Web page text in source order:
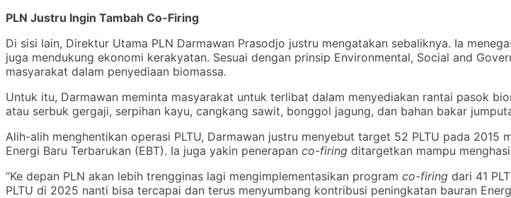
PLN Justru Ingin Tambah Co-Firing
Di sisi lain, Direktur Utama PLN Darmawan Prasodjo justru mengatakan sebaliknya. Ia
juga mendukung ekonomi kerakyatan. Sesuai dengan prinsip Environmental, Social and
masyarakat dalam penyediaan biomassa.
Untuk itu, Darmawan meminta masyarakat untuk terlibat dalam menyediakan rantai pasok
atau serbuk gergaji, serpihan kayu, cangkang sawit, bonggol jagung, dan bahan bakar
Alih-alih menghentikan operasi PLTU, Darmawan justru menyebut target 52 PLTU pada
Energi Baru Terbarukan (EBT). Ia juga yakin penerapan co-firing ditargetkan mampu
“Ke depan PLN akan lebih trengginas lagi mengimplementasikan program co-firing dari 41
PLTU di 2025 nanti bisa tercapai dan terus menyumbang kontribusi peningkatan bauran